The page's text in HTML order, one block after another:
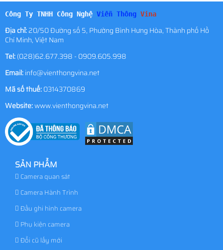
Công Ty TNHH Công Nghệ Viễn Thông Vina
Địa chỉ:20/50 Đường số 5, Phường Bình Hưng Hòa, Thành phố Hồ
Chí Minh, Việt Nam
Tel:(028)62.677.398 - 0909.605.998
Email:info@vienthongvina.net
Mã số thuế:0314370869
Website:www.vienthongvina.net
SẢN PHẨM
Camera quan sát
Camera Hành Trình
Đầu ghi hình camera
Phụ kiện camera
Đổi cũ lấy mới